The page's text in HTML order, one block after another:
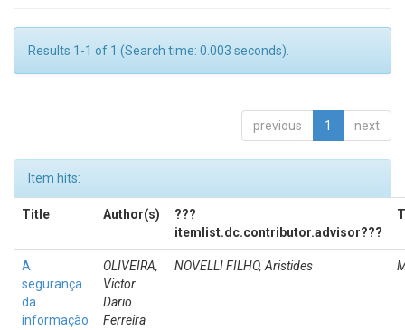
Results 1-1 of 1 (Search time: 0.003 seconds).
previous 1 next
Item hits:
Title Author(s)
???
itemlist.dc.contributor.advisor???
A
segurança
da
informação
OLIVEIRA,
Victor
Dario
Ferreira
NOVELLI FILHO, Aristides